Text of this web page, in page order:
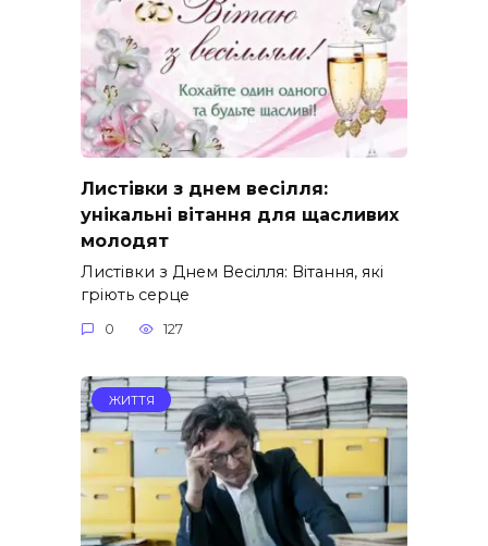
Листівки з днем весілля:
унікальні вітання для щасливих
молодят
Листівки з Днем Весілля: Вітання, які
гріють серце
0 127
ЖИТТЯ